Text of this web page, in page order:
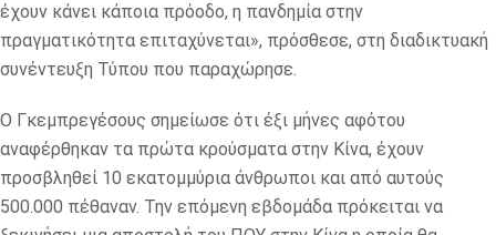
έχουν κάνει κάποια πρόοδο, η πανδημία στην
πραγματικότητα επιταχύνεται», πρόσθεσε, στη διαδικτυακή
συνέντευξη Τύπου που παραχώρησε.
Ο Γκεμπρεγέσους σημείωσε ότι έξι μήνες αφότου
αναφέρθηκαν τα πρώτα κρούσματα στην Κίνα, έχουν
προσβληθεί 10 εκατομμύρια άνθρωποι και από αυτούς
500.000 πέθαναν. Την επόμενη εβδομάδα πρόκειται να